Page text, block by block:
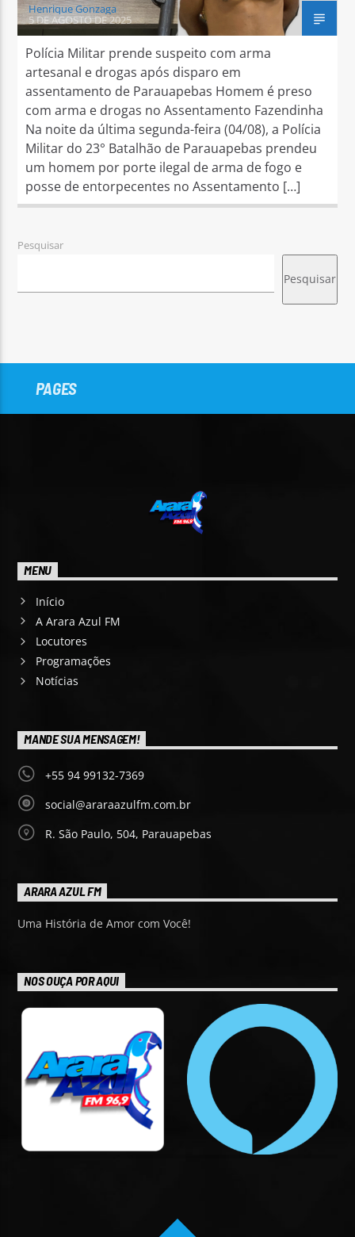
Henrique Gonzaga
5 DE AGOSTO DE 2025
Polícia Militar prende suspeito com arma
artesanal e drogas após disparo em
assentamento de Parauapebas Homem é preso
com arma e drogas no Assentamento Fazendinha
Na noite da última segunda-feira (04/08), a Polícia
Militar do 23° Batalhão de Parauapebas prendeu
um homem por porte ilegal de arma de fogo e
posse de entorpecentes no Assentamento […]
Pesquisar
Pesquisar
PAGES
MENU
Início
A Arara Azul FM
Locutores
Programações
Notícias
MANDE SUA MENSAGEM!
+55 94 99132-7369
social@araraazulfm.com.br
R. São Paulo, 504, Parauapebas
ARARA AZUL FM
Uma História de Amor com Você!
NOS OUÇA POR AQUI